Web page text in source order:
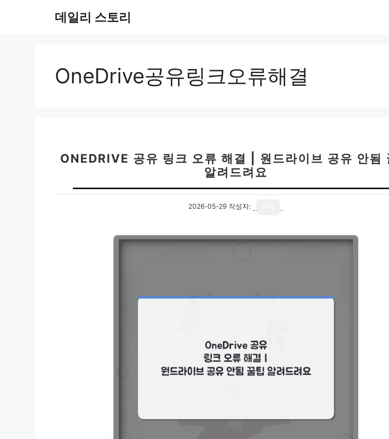
데일리 스토리
OneDrive공유링크오류해결
ONEDRIVE 공유 링크 오류 해결 | 원드라이브 공유 안됨
알려드려요
2026-05-29 작성자: